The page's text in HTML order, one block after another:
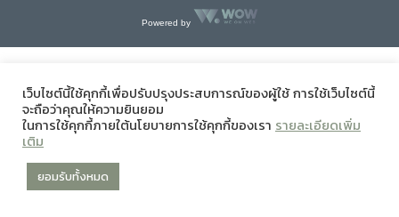
Powered by
เว็บไซต์นี้ใช้คุกกี้เพื่อปรับปรุงประสบการณ์ของผู้ใช้ การใช้เว็บไซต์นี้
จะถือว่าคุณให้ความยินยอม
ในการใช้คุกกี้ภายใต้นโยบายการใช้คุกกี้ของเรา รายละเอียดเพิ่ม
เติม
ยอมรับทั้งหมด